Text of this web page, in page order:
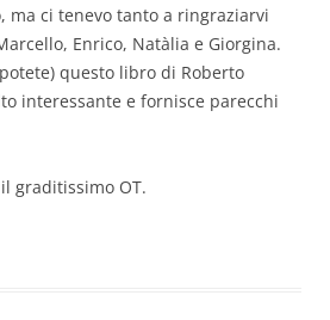
ma ci tenevo tanto a ringraziarvi
Enrico, Natàlia e Giorgina.
questo libro di Roberto
interessante e fornisce parecchi
graditissimo OT.